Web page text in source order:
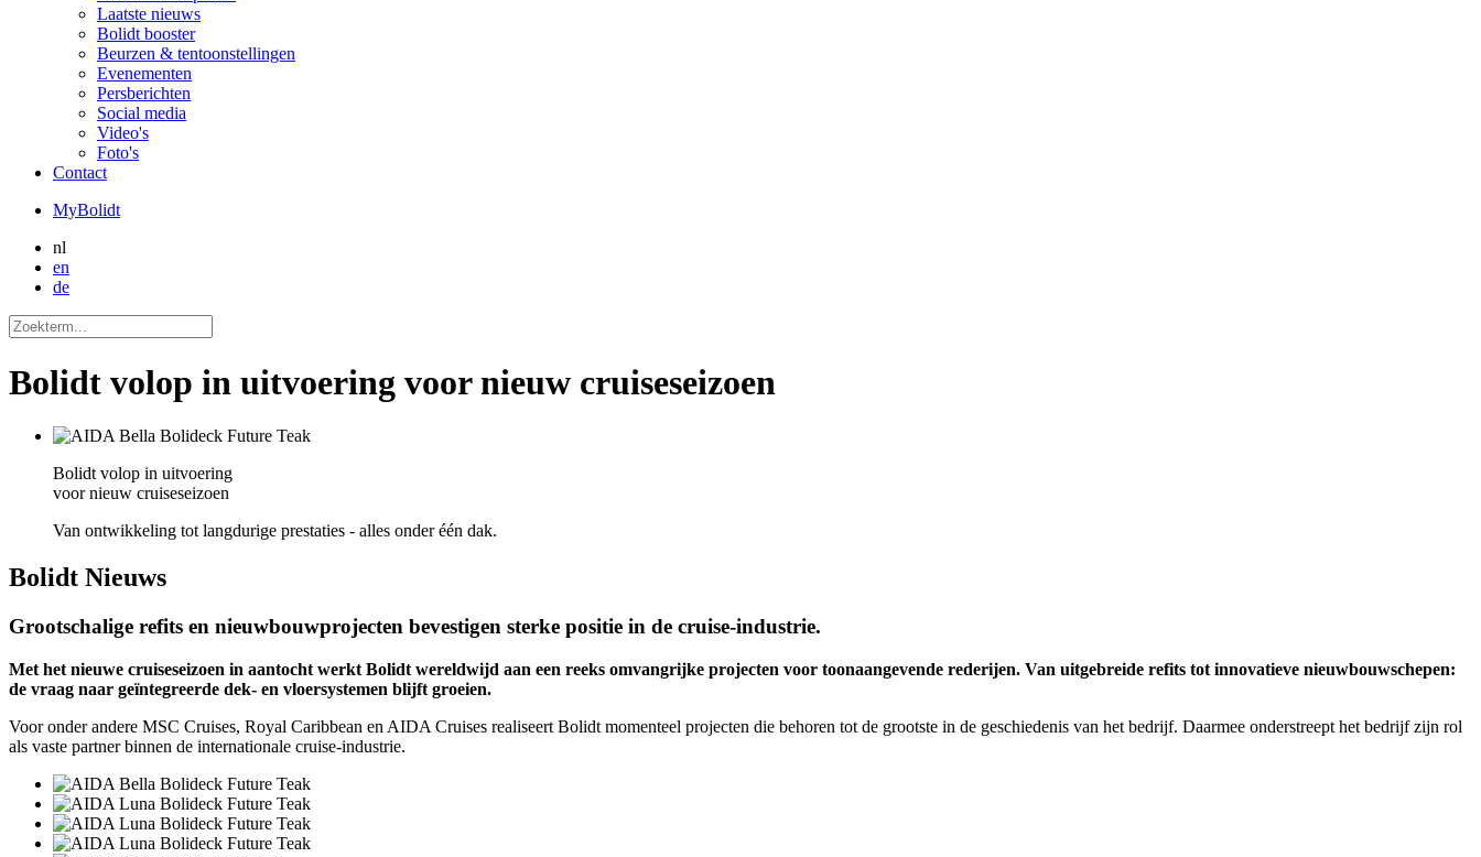
Laatste nieuws
Bolidt booster
Beurzen & tentoonstellingen
Evenementen
Persberichten
Social media
Video's
Foto's
Contact
MyBolidt
nl
en
de
Bolidt volop in uitvoering voor nieuw cruiseseizoen
Bolidt volop in uitvoering
voor nieuw cruiseseizoen
Van ontwikkeling tot langdurige prestaties - alles onder één dak.
Bolidt Nieuws
Grootschalige refits en nieuwbouwprojecten bevestigen sterke positie in de cruise-industrie.
Met het nieuwe cruiseseizoen in aantocht werkt Bolidt wereldwijd aan een reeks omvangrijke projecten voor toonaangevende rederijen. Van uitgebreide refits tot innovatieve nieuwbouwschepen:
de vraag naar geïntegreerde dek- en vloersystemen blijft groeien.
Voor onder andere MSC Cruises, Royal Caribbean en AIDA Cruises realiseert Bolidt momenteel projecten die behoren tot de grootste in de geschiedenis van het bedrijf. Daarmee onderstreept het bedrijf zijn rol
als vaste partner binnen de internationale cruise-industrie.